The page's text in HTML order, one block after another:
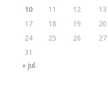
10
11 12 13
17
18 19 20
24
25 26 27
31
« jul.